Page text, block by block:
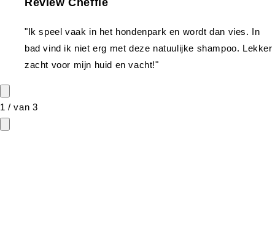
Review Cheffie
"Ik speel vaak in het hondenpark en wordt dan vies. In
bad vind ik niet erg met deze natuulijke shampoo. Lekker
zacht voor mijn huid en vacht!"
1 /van 3